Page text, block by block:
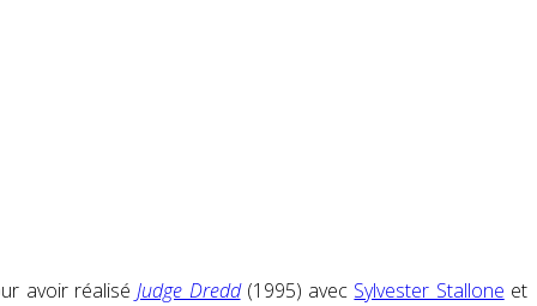
avoir réaliséJudge Dredd(1995) avec Sylvester Stallone et